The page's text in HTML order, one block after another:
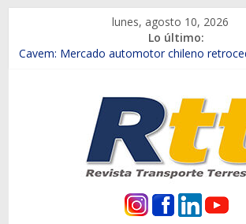
contenido
lunes, agosto 10, 2026
Lo último:
Chile es el primer mercado internacional en
Salfa suma vehículos electrificados de
Samex amplía su red con nuevas sucursales
SINOTRUK Pick-ups presentó la recién
la Expo Compras Públicas 2026